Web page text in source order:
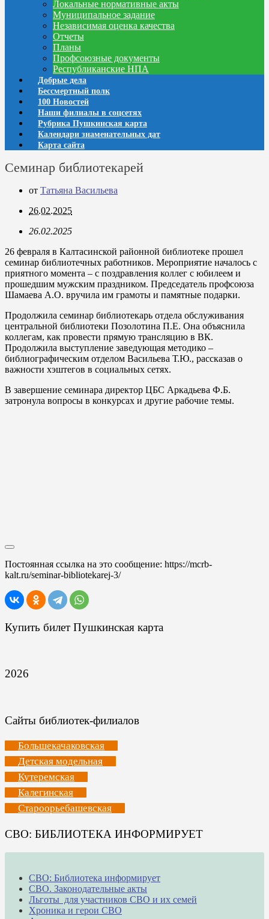
Локальные нормативные акты
Муниципальное задание
Независимая оценка качества
Отчеты
Планы
Профсоюзные документы
Республиканские НПА
Добрые дела
Бессмертный полк
100 Новостей
Наши филиалы в соцсетях
Рубрика Пушкинская карта
Календари знаменательных дат
Карта сайта
Семинар библиотекарей
от Татьяна Васильева
26.02.2025
26.02.2025
26 февраля в Калтасинской районной библиотеке прошел
семинар библиотечных работников. Мероприятие началось с
приятного момента – с поздравления коллег с юбилеем и
прошедшим мужским праздником. Председатель профсоюза
Шамаева А.О. вручила им грамоты и памятные подарки.
Продолжила семинар библиотекарь отдела обслуживания
центральной библиотеки Позолотина П.Е. Она объяснила
коллегам, как провести прямую трансляцию в ВК.
Продолжила выступление заведующая методико –
библиографическим отделом Васильева Т.Ю., рассказав о
важности хэштегов в социальных сетях.
В завершение семинара директор ЦБС Аркадьева Ф.Б.
затронула вопросы в конкурсах и другие рабочие темы.
Постоянная ссылка на это сообщение: https://mcrb-
kalt.ru/seminar-bibliotekarej-3/
Купить билет Пушкинская карта
2026
Сайты библиотек-филиалов
Большекачаковская
Детская модельная
Кутеремская
Калегинская
Староорьебашевская
СВО: БИБЛИОТЕКА ИНФОРМИРУЕТ
СВО: Библиотека информирует
СВО. Законодательные акты
Льготы для участников СВО и их семей
Хроника и герои СВО